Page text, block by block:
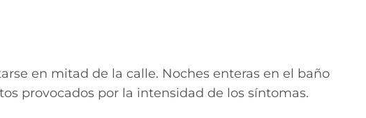
en mitad de la calle. Noches enteras en el baño
provocados por la intensidad de los síntomas.